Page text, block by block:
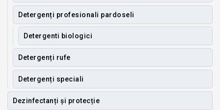
Detergenți profesionali pardoseli
Detergenti biologici
Detergenți rufe
Detergenți speciali
Dezinfectanți și protecție